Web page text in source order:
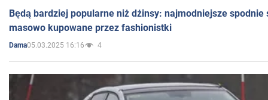
Będą bardziej popularne niż dżinsy: najmodniejsze spodnie
masowo kupowane przez fashionistki
Dama05.03.2025 16:16 4